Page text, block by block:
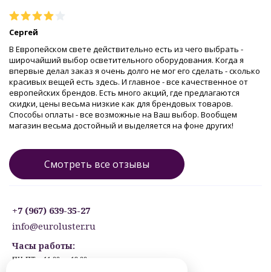
Сергей
В Европейском свете действительно есть из чего выбрать -
широчайший выбор осветительного оборудования. Когда я
впервые делал заказ я очень долго не мог его сделать - сколько
красивых вещей есть здесь. И главное - все качественное от
европейских брендов. Есть много акций, где предлагаются
скидки, цены весьма низкие как для брендовых товаров.
Способы оплаты - все возможные на Ваш выбор. Вообщем
магазин весьма достойный и выделяется на фоне других!
Смотреть все отзывы
+7 (967) 639-35-27
info@euroluster.ru
Часы работы:
ПН-ПТ: с 11:00 до 19:00